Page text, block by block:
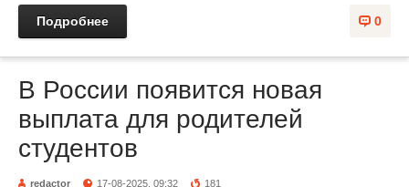
0
Подробнее
В России появится новая
выплата для родителей
студентов
redactor 17-08-2025, 09:32 181